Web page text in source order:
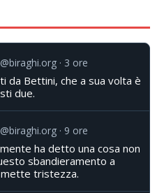
@biraghi.org 3 ore
da Bettini, che a sua volta è
due.
@biraghi.org 9 ore
ha detto una cosa non
sbandieramento a
tristezza.